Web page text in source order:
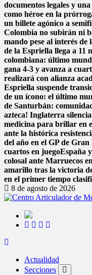
documentos legales y
como héroe en la
un billete agónico a
Colombia no subirán ni
mando pese al interés
de la Espriella llega a 11
colombiana: último
gana 4-3 y avanza a
realizará con alianza
Espriella suspende
de un ícono: el último
de Santurbán:
azteca! Inglaterra
medicina para brillar en
ante la histórica
del año en el GP de
cuartos en juegoEspaña
colosal ante Marruecos
amarillo tras la victoria
en el primer tiempo
8 de agosto de 2026
Actualidad
Secciones